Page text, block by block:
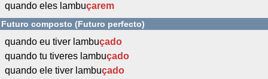
quando eles lambuçarem
Futuro composto (Futuro perfecto)
quando eu tiver lambuçado
quando tu tiveres lambuçado
quando ele tiver lambuçado